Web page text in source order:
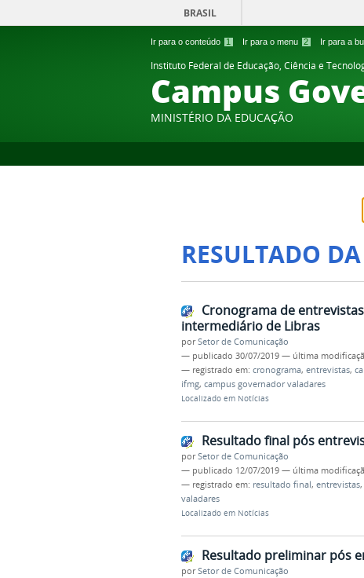
Ir para o conteúdo 1 Ir para o menu 2 Ir para a
BRASIL
Instituto Federal de Educação, Ciência e
Campus
MINISTÉRIO DA EDUCAÇÃO
RESULTADO
Cronograma de
intermediário de Libras
porSetor de Comunicação
— publicado 30/07/2019 — última
— registrado em: cronograma, entrevistas,
ifmg, campus governador valadares
Localizado em Notícias
Resultado final pós
porSetor de Comunicação
— publicado 12/07/2019 — última
— registrado em: resultado final, entrevistas,
valadares
Localizado em Notícias
Resultado preliminar pós
porSetor de Comunicação